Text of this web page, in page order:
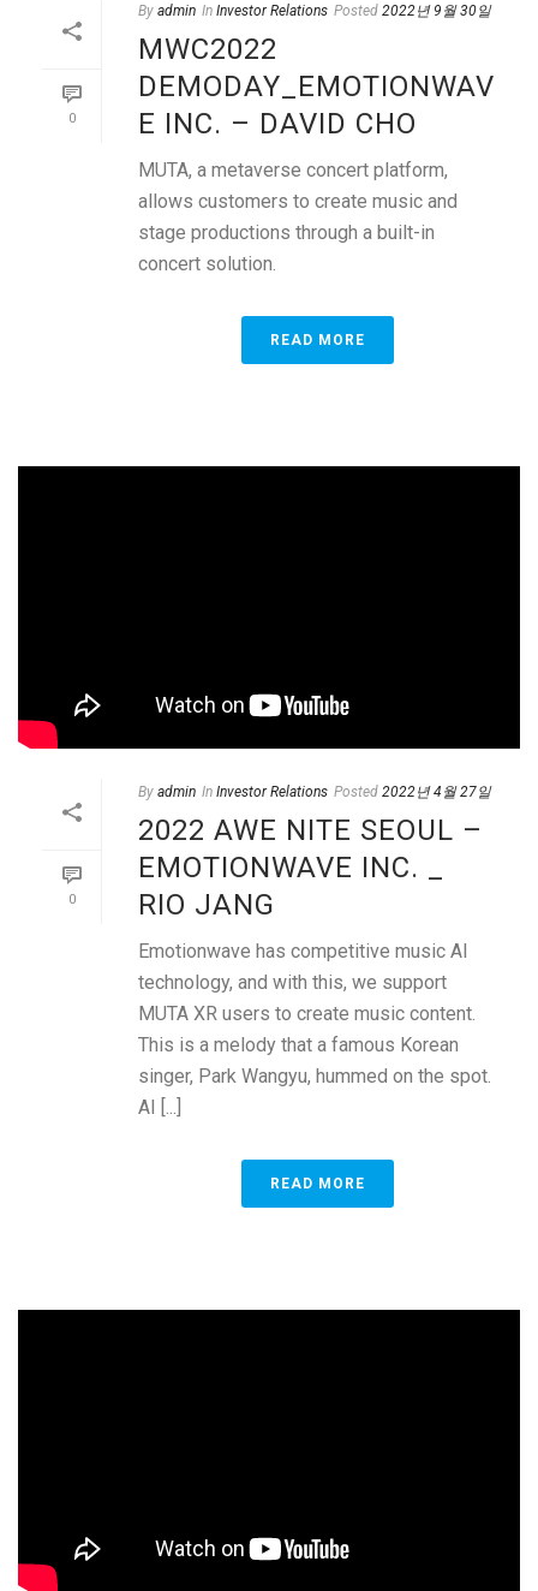
0
By admin In Investor Relations Posted 2022년 9월 30일
MWC2022
DEMODAY_EMOTIONWAV
E INC. – DAVID CHO
MUTA, a metaverse concert platform,
allows customers to create music and
stage productions through a built-in
concert solution.
READ MORE
0
By admin In Investor Relations Posted 2022년 4월 27일
2022 AWE NITE SEOUL –
EMOTIONWAVE INC. _
RIO JANG
Emotionwave has competitive music AI
technology, and with this, we support
MUTA XR users to create music content.
This is a melody that a famous Korean
singer, Park Wangyu, hummed on the spot.
AI [...]
READ MORE